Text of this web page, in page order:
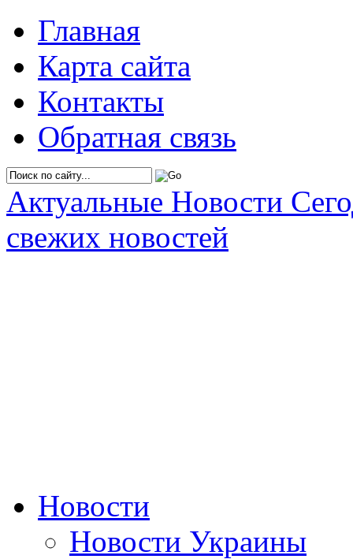
Главная
Карта сайта
Контакты
Обратная связь
Актуальные Новости
свежих новостей
Новости
Новости Украины